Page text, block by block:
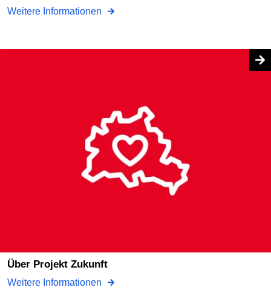
Weitere Informationen
Über Projekt Zukunft
Weitere Informationen